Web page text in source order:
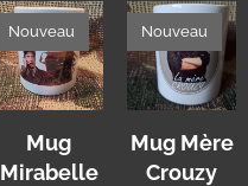
Mug
Mirabelle
Nouveau
Mug Mère
Crouzy
Nouveau